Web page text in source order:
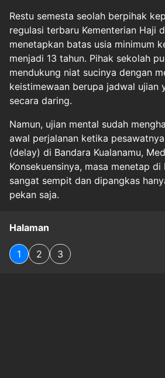
Restu semesta seolah berpihak
regulasi terbaru Kementerian Haji
menetapkan batas usia minimum
menjadi 13 tahun. Pihak sekolah
mendukung niat sucinya dengan
keistimewaan berupa jadwal ujian
secara daring.
Namun, ujian mental sudah
awal perjalanan ketika
(delay) di Bandara Kualanamu,
Konsekuensinya, masa menetap
sangat sempit dan dipangkas
pekan saja.
Halaman
1 2 3